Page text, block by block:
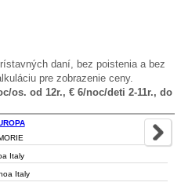
daní, bez poistenia a bez
pre zobrazenie ceny.
os. od 12r., € 6/noc/deti 2-11r., do
Italy
Italy